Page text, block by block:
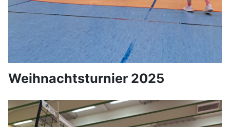
Weihnachtsturnier 2025